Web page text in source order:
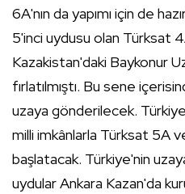
6A'nın da yapımı için de
5'inci uydusu olan Türksat
Kazakistan'daki Baykonur
fırlatılmıştı. Bu sene
uzaya gönderilecek.
milli imkânlarla Türksat 5A ve
başlatacak. Türkiye'nin
uydular Ankara Kazan'da